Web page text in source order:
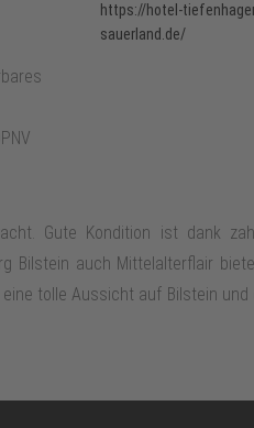
https://hotel-
sauerland.de/
Gute Kondition ist dank
Bilstein auch Mittelalterflair
tolle Aussicht auf Bilstein